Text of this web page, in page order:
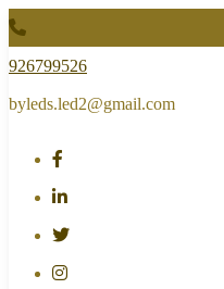
Skip
to
content
926799526
byleds.led2@gmail.com